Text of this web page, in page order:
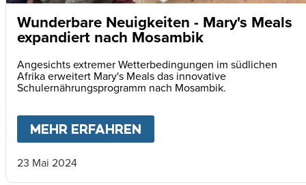
Wunderbare Neuigkeiten - Mary's Meals
expandiert nach Mosambik
Angesichts extremer Wetterbedingungen im südlichen
Afrika erweitert Mary's Meals das innovative
Schulernährungsprogramm nach Mosambik.
MEHR ERFAHREN
23 Mai 2024